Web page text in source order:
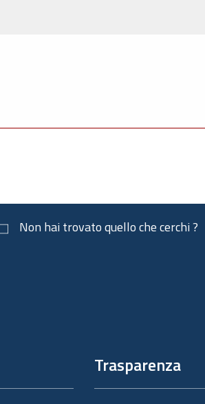
Non hai trovato quello che cerchi ?
Trasparenza